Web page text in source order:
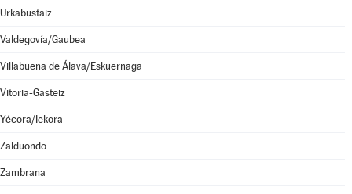
Urkabustaiz
Valdegovía/Gaubea
Villabuena de Álava/Eskuernaga
Vitoria-Gasteiz
Yécora/Iekora
Zalduondo
Zambrana